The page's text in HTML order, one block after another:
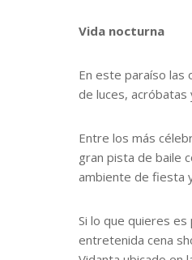
Vida nocturna
En este paraíso las
de luces,
Entre los más
gran pista de baile
ambiente de fiesta
Si lo que quieres es
entretenida cena